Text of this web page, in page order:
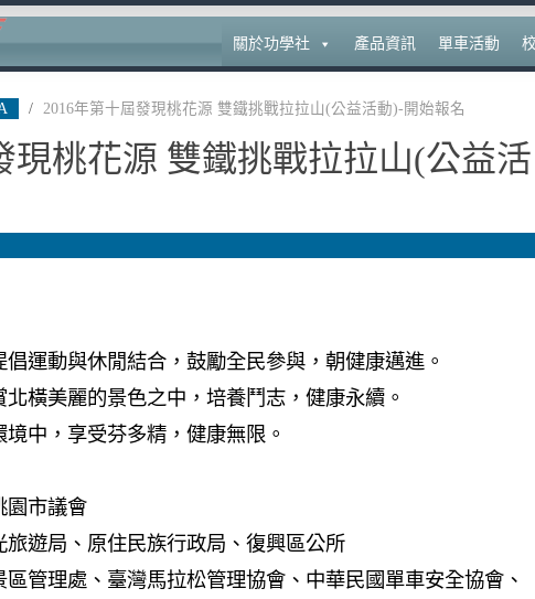
關於功學社 產品資訊 單車活動
/ 2016年第十屆發現桃花源 雙鐵挑戰拉拉山(公益活動)-開始報名
現桃花源 雙鐵挑戰拉拉山(公益活
運動與休閒結合，鼓勵全民參與，朝健康邁進。
橫美麗的景色之中，培養鬥志，健康永續。
中，享受芬多精，健康無限。
園市議會
旅遊局、原住民族行政局、復興區公所
管理處、臺灣馬拉松管理協會、中華民國單車安全協會、